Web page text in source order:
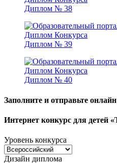
Диплом № 38
Диплом № 39
Диплом № 40
Заполните и отправьте
Интернет конкурс для детей
Уровень конкурса
Дизайн диплома